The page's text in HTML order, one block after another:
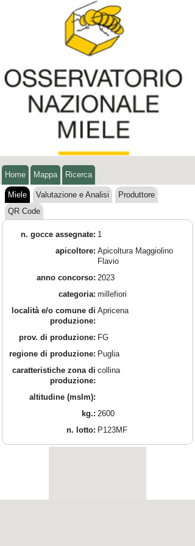
Home Mappa Ricerca
Miele Valutazione e Analisi
Produttore
QR Code
n. gocce assegnate: 1
apicoltore: Apicoltura Maggiolino
Flavio
anno concorso: 2023
categoria: millefiori
località e/o comune di
produzione:
Apricena
prov. di produzione: FG
regione di produzione: Puglia
caratteristiche zona di
produzione:
collina
altitudine (mslm):
kg.: 2600
n. lotto: P123MF